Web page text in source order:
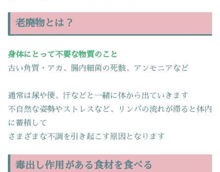
老廃物とは？
身体にとって不要な物質のこと
古い角質・アカ、腸内細菌の死骸、アンモニアなど
通常は尿や便、汗などと一緒に体から出ていきます
不自然な姿勢やストレスなど、リンパの流れが滞ると体内
に蓄積して
さまざまな不調を引き起こす原因となります
毒出し作用がある食材を食べる